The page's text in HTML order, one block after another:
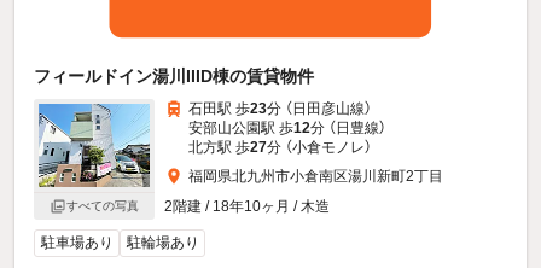
フィールドイン湯川IIID棟の賃貸物件
すべての写真
石田駅 歩23分 （日田彦山線）
安部山公園駅 歩12分 （日豊線）
北方駅 歩27分 （小倉モノレ）
福岡県北九州市小倉南区湯川新町2丁目
2階建 / 18年10ヶ月 / 木造
駐車場あり 駐輪場あり